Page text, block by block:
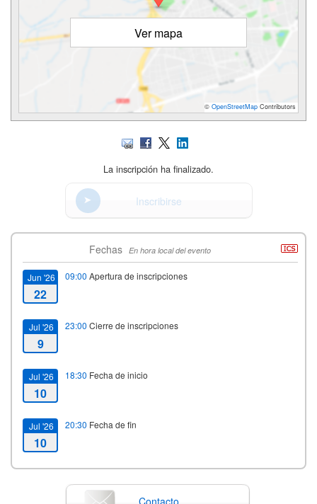
Ver mapa
© OpenStreetMap Contributors
La inscripción ha finalizado.
Inscribirse
Fechas En hora local del evento
Jun '26
22
09:00 Apertura de inscripciones
Jul '26
9
23:00 Cierre de inscripciones
Jul '26
10
18:30 Fecha de inicio
Jul '26
10
20:30 Fecha de fin
Contacto